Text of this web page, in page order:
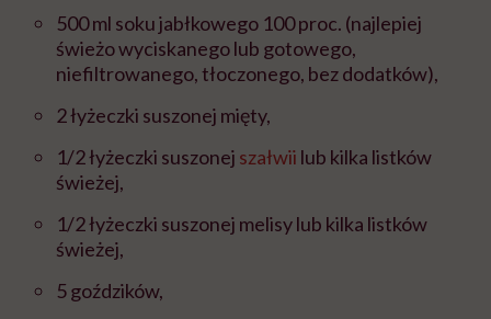
500 ml soku jabłkowego 100 proc. (najlepiej
świeżo wyciskanego lub gotowego,
niefiltrowanego, tłoczonego, bez dodatków),
2 łyżeczki suszonej mięty,
1/2 łyżeczki suszonej szałwii lub kilka listków
świeżej,
1/2 łyżeczki suszonej melisy lub kilka listków
świeżej,
5 goździków,